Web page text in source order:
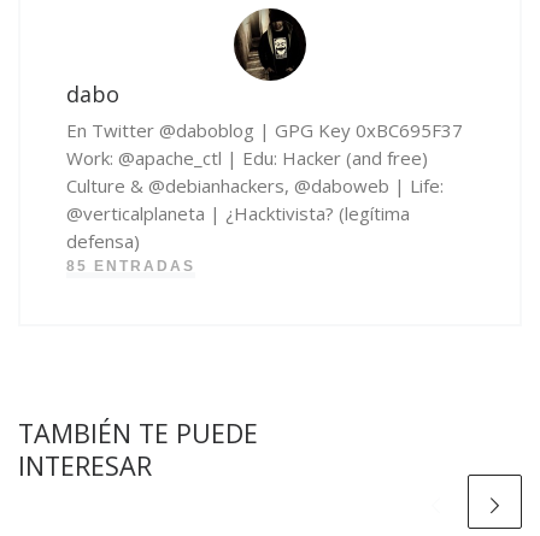
dabo
En Twitter @daboblog | GPG Key 0xBC695F37
Work: @apache_ctl | Edu: Hacker (and free)
Culture & @debianhackers, @daboweb | Life:
@verticalplaneta | ¿Hacktivista? (legítima
defensa)
85 ENTRADAS
TAMBIÉN TE PUEDE
INTERESAR